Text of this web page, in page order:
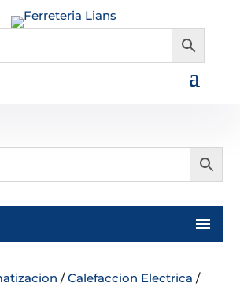
/Calefaccion Electrica /